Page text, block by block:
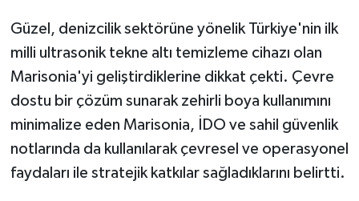
Güzel, denizcilik sektörüne yönelik Türkiye'nin ilk
milli ultrasonik tekne altı temizleme cihazı olan
Marisonia'yi geliştirdiklerine dikkat çekti. Çevre
dostu bir çözüm sunarak zehirli boya kullanımını
minimalize eden Marisonia, İDO ve sahil güvenlik
notlarında da kullanılarak çevresel ve operasyonel
faydaları ile stratejik katkılar sağladıklarını belirtti.